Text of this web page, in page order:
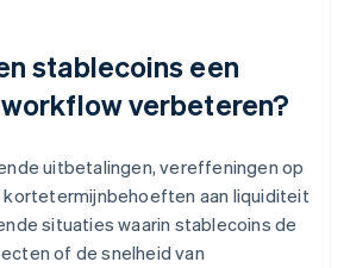
stablecoins een
verbeteren?
uitbetalingen, vereffeningen op
aan liquiditeit
situaties waarin stablecoins de
of de snelheid van